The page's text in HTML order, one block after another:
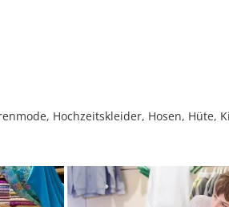
Hochzeitskleider, Hosen, Hüte,